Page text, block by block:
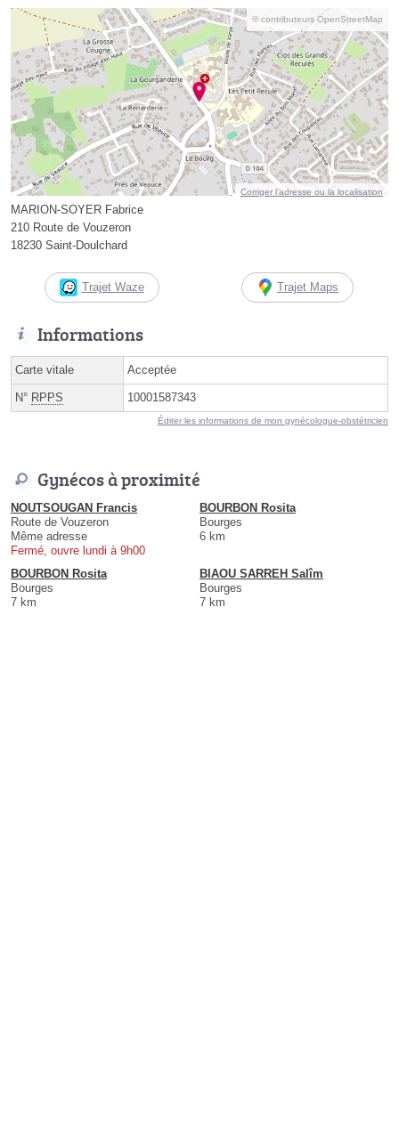
© contributeurs OpenStreetMap
Corriger l’adresse ou la localisation
MARION-SOYER Fabrice
210 Route de Vouzeron
18230 Saint-Doulchard
Trajet Waze Trajet Maps
Informations
Carte vitale Acceptée
N° RPPS 10001587343
Éditer les informations de mon gynécologue-obstétricien
Gynécos à proximité
NOUTSOUGAN Francis
Route de Vouzeron
Même adresse
Fermé, ouvre lundi à 9h00
BOURBON Rosita
Bourges
6 km
BOURBON Rosita
Bourges
7 km
BIAOU SARREH Salîm
Bourges
7 km